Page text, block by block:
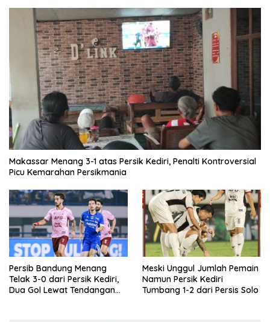
Makassar Menang 3-1 atas Persik Kediri, Penalti Kontroversial
Picu Kemarahan Persikmania
Persib Bandung Menang
Telak 3-0 dari Persik Kediri,
Dua Gol Lewat Tendangan
Meski Unggul Jumlah Pemain
Namun Persik Kediri
Tumbang 1-2 dari Persis Solo